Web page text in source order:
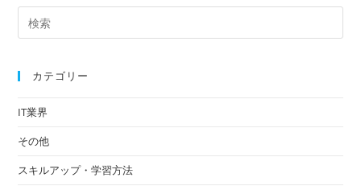
カテゴリー
IT業界
その他
スキルアップ・学習方法